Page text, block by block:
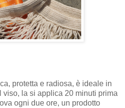
protetta e radiosa, è ideale in
la si applica 20 minuti prima
ogni due ore, un prodotto